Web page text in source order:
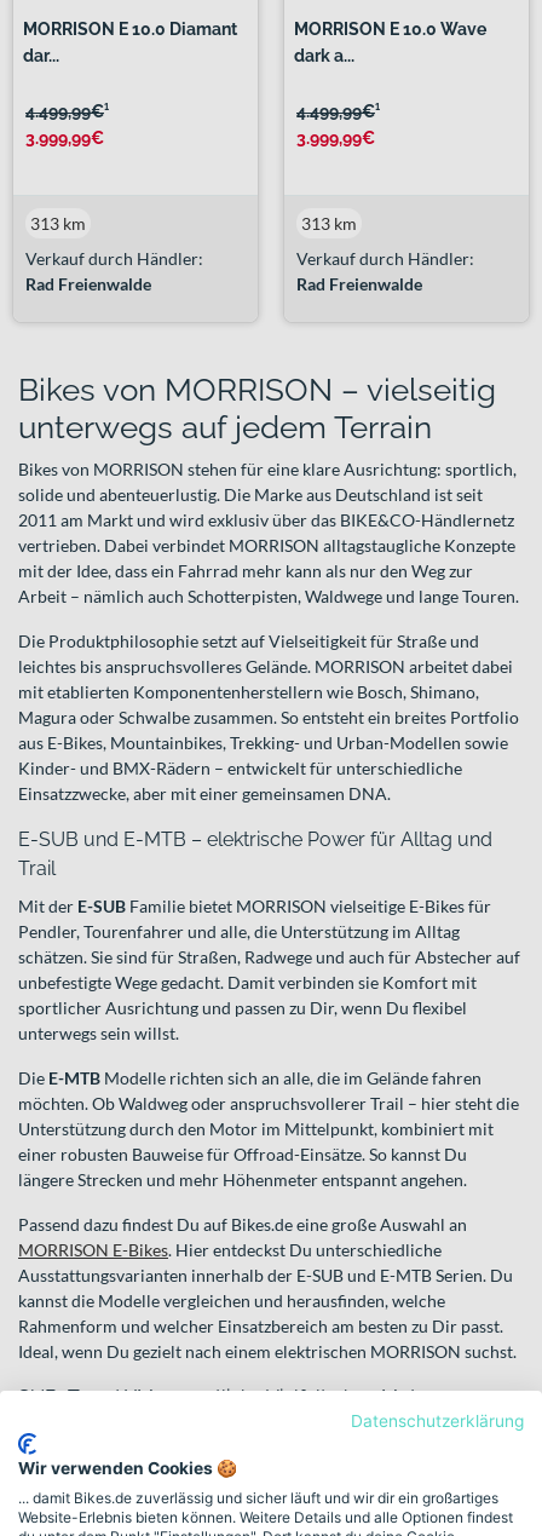
MORRISON E 10.0 Diamant
dar...
4.499,99€¹
3.999,99€
Verkauf durch Händler:
Rad Freienwalde
313 km
MORRISON E 10.0 Wave
dark a...
4.499,99€¹
3.999,99€
Verkauf durch Händler:
Rad Freienwalde
313 km
Bikes von MORRISON – vielseitig
unterwegs auf jedem Terrain
Bikes von MORRISON stehen für eine klare Ausrichtung: sportlich,
solide und abenteuerlustig. Die Marke aus Deutschland ist seit
2011 am Markt und wird exklusiv über das BIKE&CO-Händlernetz
vertrieben. Dabei verbindet MORRISON alltagstaugliche Konzepte
mit der Idee, dass ein Fahrrad mehr kann als nur den Weg zur
Arbeit – nämlich auch Schotterpisten, Waldwege und lange Touren.
Die Produktphilosophie setzt auf Vielseitigkeit für Straße und
leichtes bis anspruchsvolleres Gelände. MORRISON arbeitet dabei
mit etablierten Komponentenherstellern wie Bosch, Shimano,
Magura oder Schwalbe zusammen. So entsteht ein breites Portfolio
aus E-Bikes, Mountainbikes, Trekking- und Urban-Modellen sowie
Kinder- und BMX-Rädern – entwickelt für unterschiedliche
Einsatzzwecke, aber mit einer gemeinsamen DNA.
E-SUB und E-MTB – elektrische Power für Alltag und
Trail
Mit der E-SUB Familie bietet MORRISON vielseitige E-Bikes für
Pendler, Tourenfahrer und alle, die Unterstützung im Alltag
schätzen. Sie sind für Straßen, Radwege und auch für Abstecher auf
unbefestigte Wege gedacht. Damit verbinden sie Komfort mit
sportlicher Ausrichtung und passen zu Dir, wenn Du flexibel
unterwegs sein willst.
Die E-MTB Modelle richten sich an alle, die im Gelände fahren
möchten. Ob Waldweg oder anspruchsvollerer Trail – hier steht die
Unterstützung durch den Motor im Mittelpunkt, kombiniert mit
einer robusten Bauweise für Offroad-Einsätze. So kannst Du
längere Strecken und mehr Höhenmeter entspannt angehen.
Passend dazu findest Du auf Bikes.de eine große Auswahl an
MORRISON E-Bikes. Hier entdeckst Du unterschiedliche
Ausstattungsvarianten innerhalb der E-SUB und E-MTB Serien. Du
kannst die Modelle vergleichen und herausfinden, welche
Rahmenform und welcher Einsatzbereich am besten zu Dir passt.
Ideal, wenn Du gezielt nach einem elektrischen MORRISON suchst.
SUB, T und XM – sportliche Vielfalt ohne Motor
Auch ohne Motor ist MORRISON breit aufgestellt. Die
Modelle sind als prägende Baureihe im Katalog vertreten und
unterschiedlichen Schwerpunkten im Gelände- oder
Datenschutzerklärung
Wir verwenden Cookies 🍪
... damit Bikes.de zuverlässig und sicher läuft und wir dir ein großartiges
Website-Erlebnis bieten können. Weitere Details und alle Optionen findest